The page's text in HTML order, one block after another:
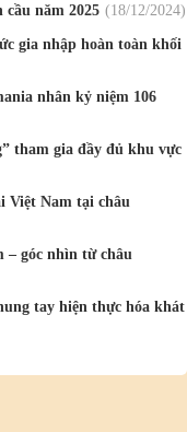
năm 2025 18/12/2024
gia nhập hoàn toàn khối
nhân kỷ niệm 106
tham gia đầy đủ khu vực
Việt Nam tại châu
– góc nhìn từ châu
tay hiện thực hóa khát
/12/2018